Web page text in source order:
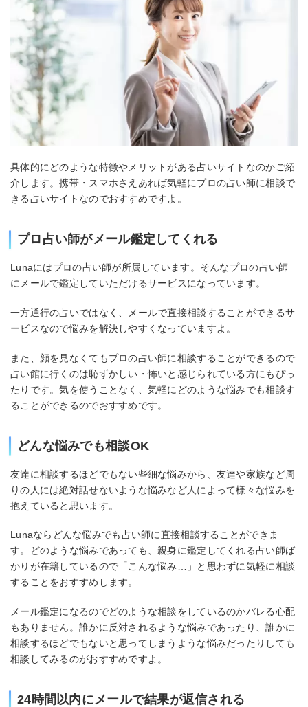
具体的にどのような特徴やメリットがある占いサイトなのかご紹
介します。携帯・スマホさえあれば気軽にプロの占い師に相談で
きる占いサイトなのでおすすめですよ。
プロ占い師がメール鑑定してくれる
Lunaにはプロの占い師が所属しています。そんなプロの占い師
にメールで鑑定していただけるサービスになっています。
一方通行の占いではなく、メールで直接相談することができるサ
ービスなので悩みを解決しやすくなっていますよ。
また、顔を見なくてもプロの占い師に相談することができるので
占い館に行くのは恥ずかしい・怖いと感じられている方にもぴっ
たりです。気を使うことなく、気軽にどのような悩みでも相談す
ることができるのでおすすめです。
どんな悩みでも相談OK
友達に相談するほどでもない些細な悩みから、友達や家族など周
りの人には絶対話せないような悩みなど人によって様々な悩みを
抱えていると思います。
Lunaならどんな悩みでも占い師に直接相談することができま
す。どのような悩みであっても、親身に鑑定してくれる占い師ば
かりが在籍しているので「こんな悩み…」と思わずに気軽に相談
することをおすすめします。
メール鑑定になるのでどのような相談をしているのかバレる心配
もありません。誰かに反対されるような悩みであったり、誰かに
相談するほどでもないと思ってしまうような悩みだったりしても
相談してみるのがおすすめですよ。
24時間以内にメールで結果が返信される